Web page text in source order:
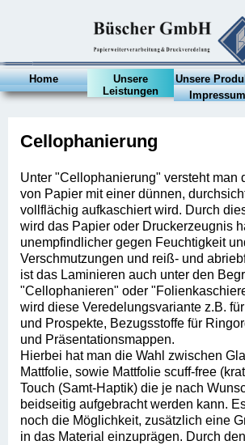
Home
Unsere
Leistungen
Unsere
Impressum
Cellophanierung
Unter "Cellophanierung" versteht man
von Papier mit einer dünnen,
vollflächig aufkaschiert wird. Durch
wird das Papier oder Druckerzeugnis
unempfindlicher gegen Feuchtigkeit
Verschmutzungen und reiß- und
ist das Laminieren auch unter den
"Cellophanieren" oder
wird diese Veredelungsvariante z.B.
und Prospekte, Bezugsstoffe für
und Präsentationsmappen.
Hierbei hat man die Wahl zwischen
Mattfolie, sowie Mattfolie scuff-free
Touch (Samt-Haptik) die je nach
beidseitig aufgebracht werden kann.
noch die Möglichkeit, zusätzlich eine
in das Material einzuprägen. Durch